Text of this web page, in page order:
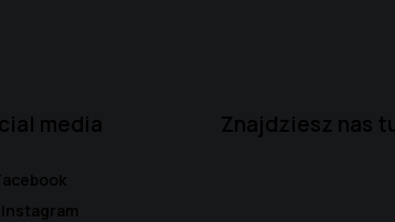
media
Instagram
Znajdziesz nas